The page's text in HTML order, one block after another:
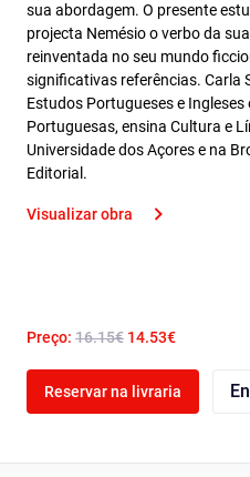
sua abordagem. O presente
projecta Nemésio o verbo da
reinventada no seu mundo
significativas referências. Carla
Estudos Portugueses e
Portuguesas, ensina Cultura e
Universidade dos Açores e na
Editorial.
Visualizar obra
Preço: 16.15€ 14.53€
Reservar na livraria